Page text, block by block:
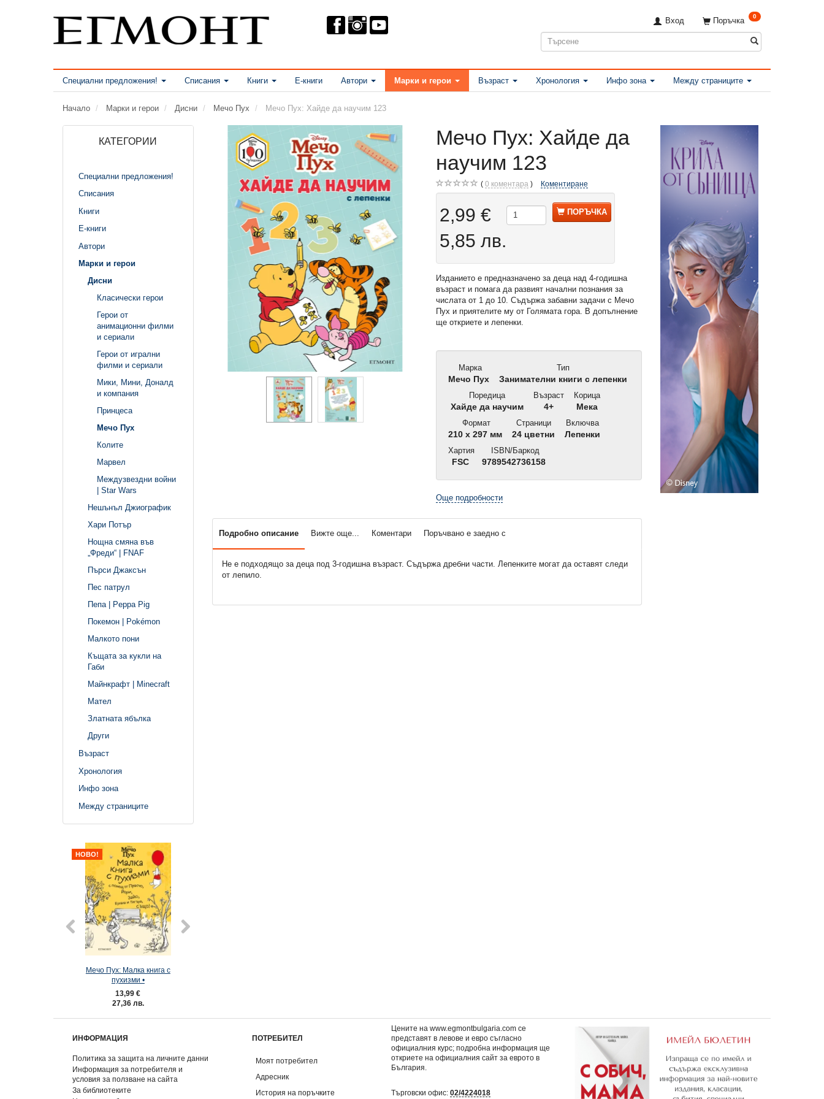
Поръчка 0
Вход
Специални предложения! Списания Книги Е-книги Автори Марки и герои Възраст Хронология Инфо зона Между страниците
Начало Марки и герои Дисни Мечо Пух Мечо Пух: Хайде да научим 123
КАТЕГОРИИ
Специални предложения!
Списания
Книги
Е-книги
Автори
Марки и герои
Дисни
Класически герои
Герои от
анимационни филми
и сериали
Герои от игрални
филми и сериали
Мики, Мини, Доналд
и компания
Принцеса
Мечо Пух
Колите
Марвел
Междузвездни войни
| Star Wars
Нешънъл Джиографик
Хари Потър
Нощна смяна във
„Фреди“ | FNAF
Пърси Джаксън
Пес патрул
Пепа | Peppa Pig
Покемон | Pokémon
Малкото пони
Къщата за кукли на
Габи
Майнкрафт | Minecraft
Мател
Златната ябълка
Други
Възраст
Хронология
Инфо зона
Между страниците
НОВО!
Мечо Пух: Малка книга с
пухизми •
13,99 €
27,36 лв.
Мечо Пух: Хайде да
научим 123
0 коментара Коментиране
2,99 €
5,85 лв.
ПОРЪЧКА
Изданието е предназначено за деца над 4-годишна
възраст и помага да развият начални познания за
числата от 1 до 10. Съдържа забавни задачи с Мечо
Пух и приятелите му от Голямата гора. В допълнение
ще откриете и лепенки.
Марка
Мечо Пух
Тип
Занимателни книги с лепенки
Поредица
Хайде да научим
Възраст
4+
Корица
Мека
Формат
210 x 297 мм
Страници
24 цветни
Включва
Лепенки
Хартия
FSC
ISBN/Баркод
9789542736158
Още подробности
Подробно описание Вижте още... Коментари Поръчвано е заедно с
Не е подходящо за деца под 3-годишна възраст. Съдържа дребни части. Лепенките могат да оставят следи
от лепило.
ИНФОРМАЦИЯ
Политика за защита на личните данни
Информация за потребителя и
условия за ползване на сайта
За библиотеките
ПОТРЕБИТЕЛ
Моят потребител
Адресник
История на поръчките
Цените на www.egmontbulgaria.com се
представят в левове и евро съгласно
официалния курс; подробна информация ще
откриете наофициалния сайт за еврото в
България
Търговски офис:02/4224018